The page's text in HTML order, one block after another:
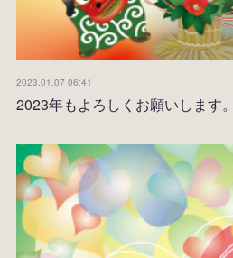
2023.01.07 06:41
2023年もよろしくお願いします。